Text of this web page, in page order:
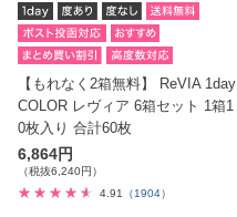
【もれなく2箱無料】 ReVIA 1day
COLOR レヴィア 6箱セット 1箱1
0枚入り 合計60枚
6,864円
（税抜6,240円）
4.91 （1904）